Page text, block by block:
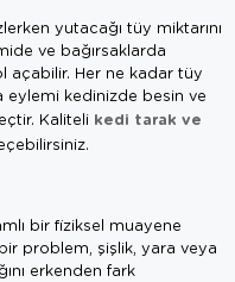
yutacağı tüy miktarını
ve bağırsaklarda
açabilir. Her ne kadar tüy
eylemi kedinizde besin ve
Kaliteli kedi tarak ve
bir fiziksel muayene
problem, şişlik, yara veya
erkenden fark